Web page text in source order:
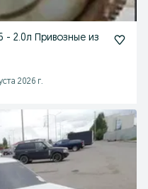
- 2.0л Привозные из
2026 г.